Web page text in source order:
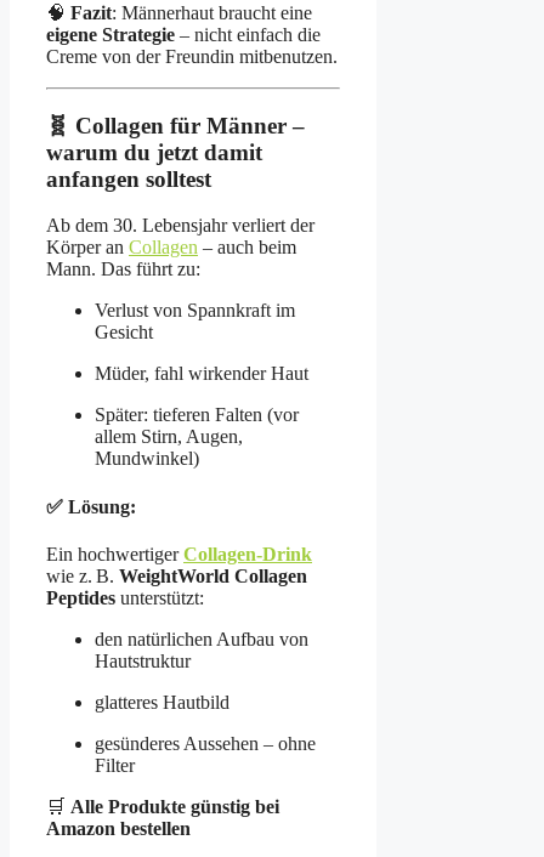
🧠 Fazit: Männerhaut braucht eine
eigene Strategie – nicht einfach die
Creme von der Freundin mitbenutzen.
🧬 Collagen für Männer –
warum du jetzt damit
anfangen solltest
Ab dem 30. Lebensjahr verliert der
Körper an Collagen – auch beim
Mann. Das führt zu:
Verlust von Spannkraft im
Gesicht
Müder, fahl wirkender Haut
Später: tieferen Falten (vor
allem Stirn, Augen,
Mundwinkel)
✅ Lösung:
Ein hochwertigerCollagen-Drink
wie z. B. WeightWorld Collagen
Peptides unterstützt:
den natürlichen Aufbau von
Hautstruktur
glatteres Hautbild
gesünderes Aussehen – ohne
Filter
🛒 Alle Produkte günstig bei
Amazon bestellen